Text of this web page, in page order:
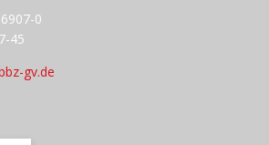
0
45
gv.de